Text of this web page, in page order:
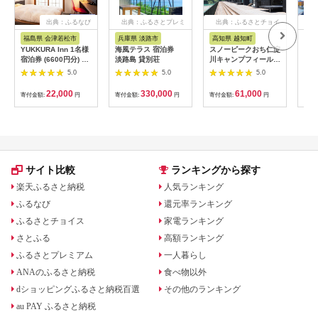
出典：ふるなび
福島県 会津若松市
YUKKURA Inn 1名様
宿泊券 (6600円分) ワ
ーケーションお試しプ
ラン｜東北 福島県 会
津若松市 東山温泉 旅
行 クーポン 利用券
[0800]
5.0
寄付金額: 22,000 円
出典：ふるさとプレミ
兵庫県 淡路市
海風テラス 宿泊券
淡路島 貸別荘
5.0
寄付金額: 330,000 円
出典：ふるさとチョイ
高知県 越知町
スノーピークおち仁淀
川キャンプフィールド
「住箱-jyubako-」ペ
ア宿泊チケット
5.0
寄付金額: 61,000 円
サイト比較
楽天ふるさと納税
ふるなび
ふるさとチョイス
さとふる
ふるさとプレミアム
ANAのふるさと納税
dショッピングふるさと納税百選
au PAY ふるさと納税
ランキングから探す
人気ランキング
還元率ランキング
家電ランキング
高額ランキング
一人暮らし
食べ物以外
その他のランキング